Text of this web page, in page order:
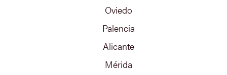
Oviedo
Palencia
Alicante
Mérida